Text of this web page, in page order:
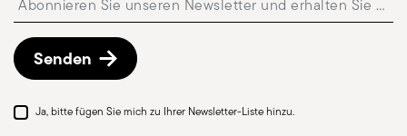
Kostenlose Rückgabe innerhalb von 30 Tagenab
Rückgaberichtlinien-Seite
Vorgehensweise.
Senden
Ja, bitte fügen Sie mich zu Ihrer Newsletter-Liste hinzu.